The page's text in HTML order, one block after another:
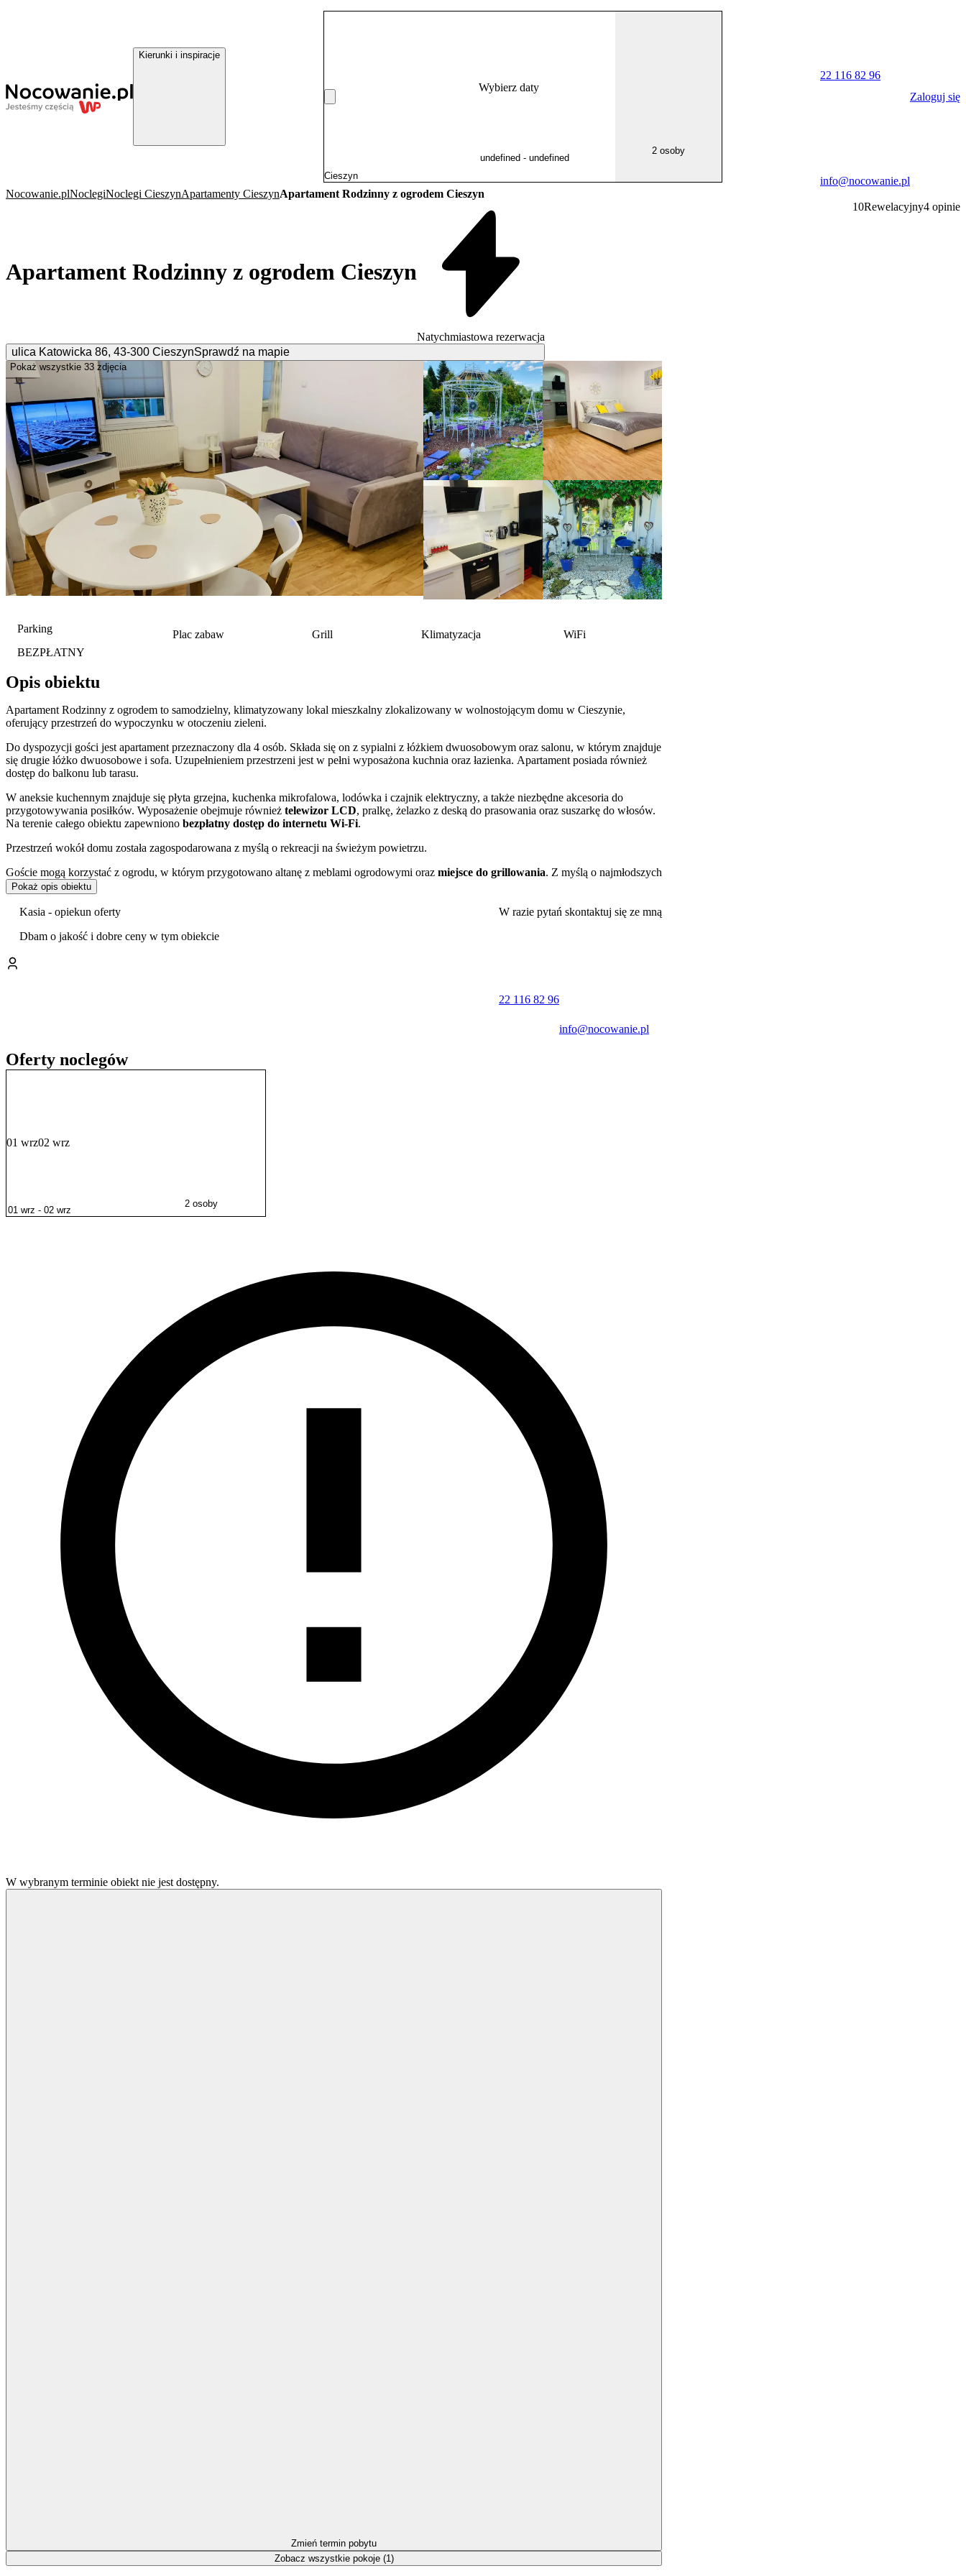
Kierunki i inspiracje
Wybierz daty
2 osoby
22 116 82 96
info@nocowanie.pl
Zaloguj się
Nocowanie.plNoclegiNoclegi CieszynApartamenty CieszynApartament Rodzinny z ogrodem Cieszyn
Apartament Rodzinny z ogrodem Cieszyn
Natychmiastowa rezerwacja
ulica Katowicka 86, 43-300 CieszynSprawdź na mapie
10Rewelacyjny4 opinie
Pokaż wszystkie 33 zdjęcia
Parking
BEZPŁATNY
Plac zabaw Grill Klimatyzacja WiFi
Opis obiektu
Apartament Rodzinny z ogrodem to samodzielny, klimatyzowany lokal mieszkalny zlokalizowany w wolnostojącym domu w Cieszynie,
oferujący przestrzeń do wypoczynku w otoczeniu zieleni.
Do dyspozycji gości jest apartament przeznaczony dla 4 osób. Składa się on z sypialni z łóżkiem dwuosobowym oraz salonu, w którym znajduje
się drugie łóżko dwuosobowe i sofa. Uzupełnieniem przestrzeni jest w pełni wyposażona kuchnia oraz łazienka. Apartament posiada również
dostęp do balkonu lub tarasu.
W aneksie kuchennym znajduje się płyta grzejna, kuchenka mikrofalowa, lodówka i czajnik elektryczny, a także niezbędne akcesoria do
przygotowywania posiłków. Wyposażenie obejmuje również telewizor LCD, pralkę, żelazko z deską do prasowania oraz suszarkę do włosów.
Na terenie całego obiektu zapewniono bezpłatny dostęp do internetu Wi-Fi.
Przestrzeń wokół domu została zagospodarowana z myślą o rekreacji na świeżym powietrzu.
Goście mogą korzystać z ogrodu, w którym przygotowano altanę z meblami ogrodowymi oraz miejsce do grillowania. Z myślą o najmłodszych
na terenie posesji znajduje się plac zabaw z huśtawką i zjeżdżalnią, a także
odpowiednim dla rodzin z dziećmi.
wysoko oceniają czystość oraz standard wyposażenia apartamentu.
Apartament stanowi dogodną bazę wypadową do zwiedzania Cieszyna i jego historycznych zakątków.
Góra Zamkowa z Wieżą Piastowską. Warto również odwiedzić Muzeum Śląska Cieszyńskiego, by poznać historię regionu, lub wybrać się na
Pokaż opis obiektu
Kasia - opiekun oferty
Dbam o jakość i dobre ceny w tym obiekcie
W razie pytań skontaktuj się ze mną
22 116 82 96
info@nocowanie.pl
Oferty noclegów
01 wrz02 wrz
2 osoby
W wybranym terminie obiekt nie jest dostępny.
Zmień termin pobytu
Zobacz wszystkie pokoje (1)